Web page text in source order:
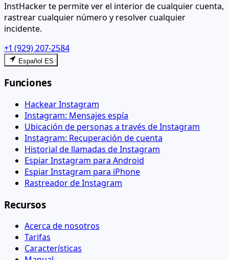
InstHacker te permite ver el interior de cualquier cuenta,
rastrear cualquier número y resolver cualquier
incidente.
+1 (929) 207-2584
Español ES
Funciones
Hackear Instagram
Instagram: Mensajes espía
Ubicación de personas a través de Instagram
Instagram: Recuperación de cuenta
Historial de llamadas de Instagram
Espiar Instagram para Android
Espiar Instagram para iPhone
Rastreador de Instagram
Recursos
Acerca de nosotros
Tarifas
Características